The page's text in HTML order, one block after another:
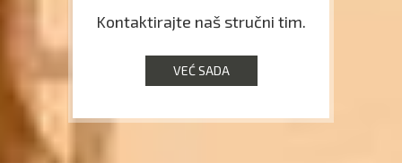
Kontaktirajte naš stručni tim.
VEĆ SADA